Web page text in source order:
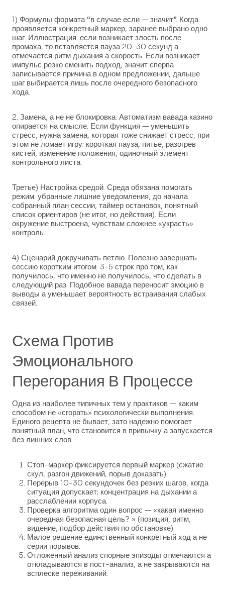
1) Формулы формата “в случае если — значит”. Когда
проявляется конкретный маркер, заранее выбрано одно
шаг. Иллюстрация: если возникает злость после
промаха, то вставляется пауза 20–30 секунд а
отмечается ритм дыхания а скорость. Если возникает
импульс резко сменить подход, значит сперва
записывается причина в одном предложении, дальше
шаг выбирается лишь после очередного безопасного
хода.
2. Замена, а не не блокировка. Автоматизм вавада казино
опирается на смысле. Если функция — уменьшить
стресс, нужна замена, которая тоже снижает стресс, при
этом не ломает игру: короткая пауза, питье, разогрев
кистей, изменение положения, одиночный элемент
контрольного листа.
Третье) Настройка средой. Среда обязана помогать
режим: убранные лишние уведомления, до начала
собранный план сессии, таймер остановок, понятный
список ориентиров (не итог, но действия). Если
окружение выстроена, чувствам сложнее «украсть»
контроль.
4) Сценарий докручивать петлю. Полезно завершать
сессию коротким итогом: 3-5 строк про том, как
получилось, что именно не получилось, что сделать в
следующий раз. Подобное вавада переносит эмоцию в
выводы а уменьшает вероятность встраивания слабых
связей.
Схема Против
Эмоционального
Перегорания В Процессе
Одна из наиболее типичных тем у практиков — каким
способом не «сгорать» психологически выполнения.
Единого рецепта не бывает, зато надежно помогает
понятный план, что становится в привычку а запускается
без лишних слов.
Стоп-маркер фиксируется первый маркер (сжатие
скул, разгон движений, порыв доказать).
Перерыв 10-30 секундочек без резких шагов, когда
ситуация допускает; концентрация на дыхании а
расслаблении корпуса.
Проверка алгоритма один вопрос — «какая именно
очередная безопасная цель? » (позиция, ритм,
видение, подбор действия по обстановке).
Малое решение единственный конкретный ход а не
серии порывов.
Отложенный анализ спорные эпизоды отмечаются а
откладываются в пост-анализ, а не закрываются на
всплеске переживаний.